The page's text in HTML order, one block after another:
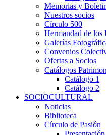
Memorias y
Nuestros socios
Círculo 500
Hermandad de los
Galerías
Convenios
Ofertas a Socios
Catálogos
Catálogo 1
Catálogo 2
SOCIOCULTURAL
Noticias
Biblioteca
Círculo de Pasión